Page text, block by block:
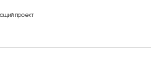
проект